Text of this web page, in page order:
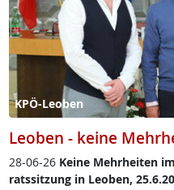
KPÖ-Leoben
Leoben - keine
28-06-26 Kei­ne Mehr­hei­ten
rats­sit­zung in Leo­ben,